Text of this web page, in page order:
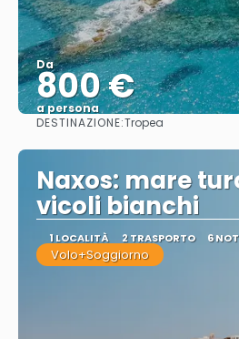
Da
800 €
a persona
DESTINAZIONE:Tropea
Naxos: mare
vicoli bianchi
1 LOCALITÀ 2 TRASPORTO 6
Volo+Soggiorno